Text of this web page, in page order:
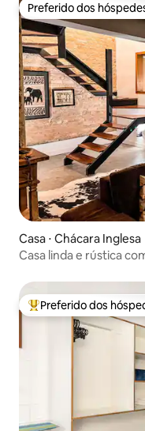
Preferido dos
Preferido dos
Casa ⋅ Chácara Inglesa
Casa linda e rústica
Entre os melhores
Preferido dos